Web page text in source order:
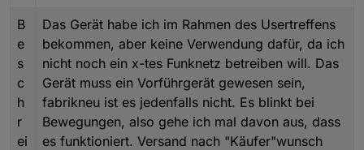
B
e
s
c
h
r
ei
Das Gerät habe ich im Rahmen des Usertreffens
bekommen, aber keine Verwendung dafür, da ich
nicht noch ein x-tes Funknetz betreiben will. Das
Gerät muss ein Vorführgerät gewesen sein,
fabrikneu ist es jedenfalls nicht. Es blinkt bei
Bewegungen, also gehe ich mal davon aus, dass
es funktioniert. Versand nach "Käufer"wunsch